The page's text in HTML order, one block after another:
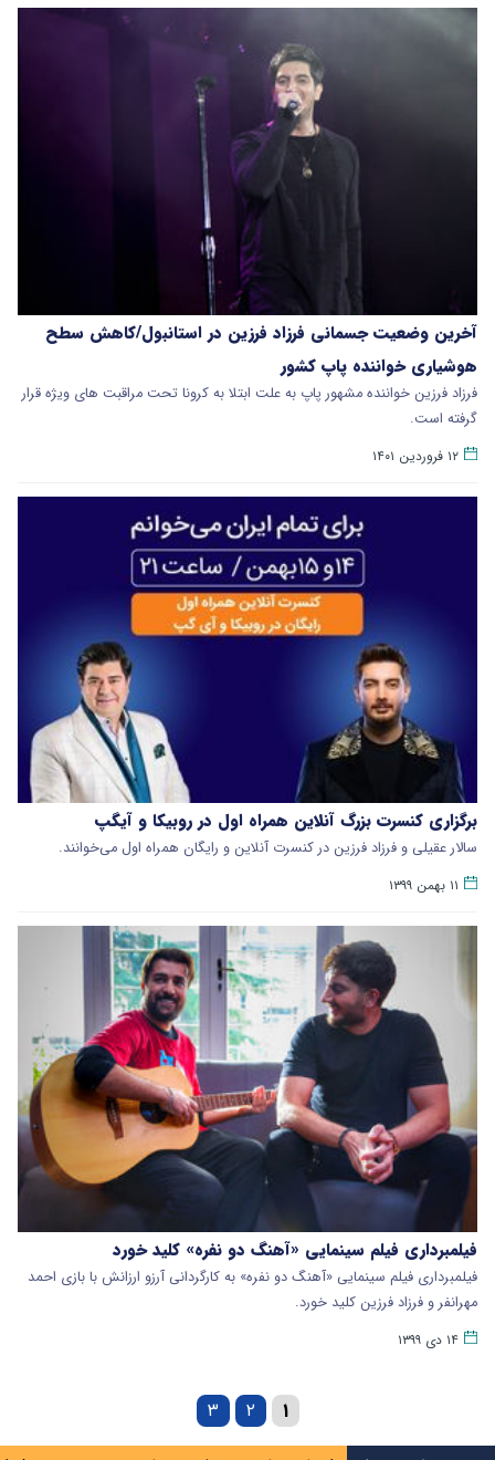
آخرین وضعیت جسمانی فرزاد فرزین در استانبول/کاهش سطح
هوشیاری خواننده پاپ کشور
فرزاد فرزین خواننده مشهور پاپ به علت ابتلا به کرونا تحت مراقبت های ویژه قرار
گرفته است.
۱۲ فروردین ۱۴۰۱
برگزاری کنسرت بزرگ آنلاین همراه اول در روبیکا و آیگپ
سالار عقیلی و فرزاد فرزین در کنسرت آنلاین و رایگان همراه اول می‌خوانند.
۱۱ بهمن ۱۳۹۹
فیلمبرداری فیلم سینمایی «آهنگ دو نفره» کلید خورد
فیلمبرداری فیلم سینمایی «آهنگ دو نفره» به کارگردانی آرزو ارزانش با بازی احمد
مهرانفر و فرزاد فرزین کلید خورد.
۱۴ دی ۱۳۹۹
۱ ۲ ۳